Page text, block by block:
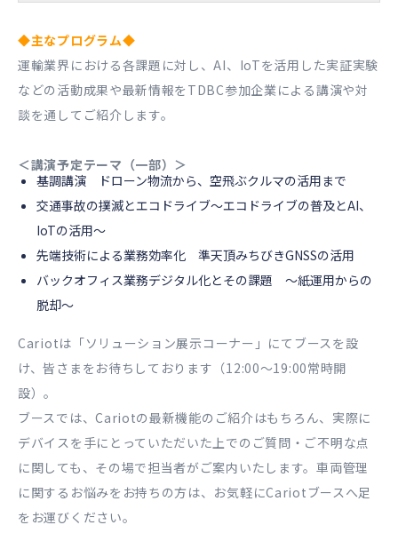
◆主なプログラム◆
運輸業界における各課題に対し、AI、IoTを活用した実証実験
などの活動成果や最新情報をTDBC参加企業による講演や対
談を通してご紹介します。
＜講演予定テーマ（一部）＞
基調講演 ドローン物流から、空飛ぶクルマの活用まで
交通事故の撲滅とエコドライブ〜エコドライブの普及とAI、
IoTの活用〜
先端技術による業務効率化 準天頂みちびきGNSSの活用
バックオフィス業務デジタル化とその課題 ～紙運用からの
脱却～
Cariotは「ソリューション展示コーナー」にてブースを設
け、皆さまをお待ちしております（12:00〜19:00常時開
設）。
ブースでは、Cariotの最新機能のご紹介はもちろん、実際に
デバイスを手にとっていただいた上でのご質問・ご不明な点
に関しても、その場で担当者がご案内いたします。車両管理
に関するお悩みをお持ちの方は、お気軽にCariotブースへ足
をお運びください。